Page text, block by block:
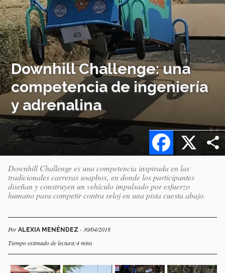
Downhill Challenge: una
competencia de ingeniería
y adrenalina
X
Facebook
Downhill Challenge es una competencia inspirada en las
tradicionales carreras soapbox, en donde los participantes
diseñan y construyen un vehículo impulsado por esfuerzo
humano para competir contra reloj en una pista cuesta abajo.
Por ALEXIA MENÉNDEZ - 30/04/2018
Tiempo estimado de lectura:4 mins